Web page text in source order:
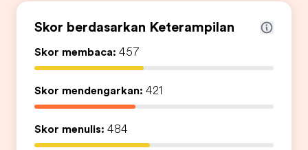
Skor berdasarkan Keterampilan
Skor membaca: 457
Skor mendengarkan: 421
Skor menulis: 484